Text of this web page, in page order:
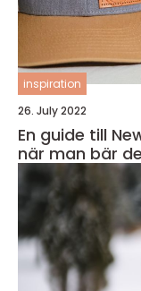
inspiration
26. July 2022
En guide till
när man bär